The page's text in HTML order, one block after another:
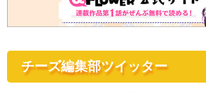
チーズ編集部ツイッター